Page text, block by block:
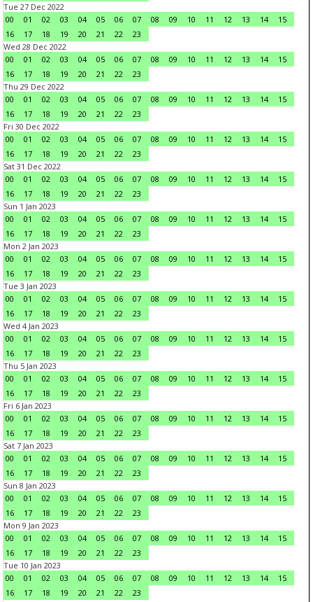
Tue 27 Dec 2022
00
01 02 03 04 05 06 07 08 09 10 11 12 13 14
15
16
17 18 19 20 21 22
23
Wed 28 Dec 2022
00
01 02 03 04 05 06 07 08 09 10 11 12 13 14
15
16
17 18 19 20 21 22
23
Thu 29 Dec 2022
00
01 02 03 04 05 06 07 08 09 10 11 12 13 14
15
16
17 18 19 20 21 22
23
Fri 30 Dec 2022
00
01 02 03 04 05 06 07 08 09 10 11 12 13 14
15
16
17 18 19 20 21 22
23
Sat 31 Dec 2022
00
01 02 03 04 05 06 07 08 09 10 11 12 13 14
15
16
17 18 19 20 21 22
23
Sun 1 Jan 2023
00
01 02 03 04 05 06 07 08 09 10 11 12 13 14
15
16
17 18 19 20 21 22
23
Mon 2 Jan 2023
00
01 02 03 04 05 06 07 08 09 10 11 12 13 14
15
16
17 18 19 20 21 22
23
Tue 3 Jan 2023
00
01 02 03 04 05 06 07 08 09 10 11 12 13 14
15
16
17 18 19 20 21 22
23
Wed 4 Jan 2023
00
01 02 03 04 05 06 07 08 09 10 11 12 13 14
15
16
17 18 19 20 21 22
23
Thu 5 Jan 2023
00
01 02 03 04 05 06 07 08 09 10 11 12 13 14
15
16
17 18 19 20 21 22
23
Fri 6 Jan 2023
00
01 02 03 04 05 06 07 08 09 10 11 12 13 14
15
16
17 18 19 20 21 22
23
Sat 7 Jan 2023
00
01 02 03 04 05 06 07 08 09 10 11 12 13 14
15
16
17 18 19 20 21 22
23
Sun 8 Jan 2023
00
01 02 03 04 05 06 07 08 09 10 11 12 13 14
15
16
17 18 19 20 21 22
23
Mon 9 Jan 2023
00
01 02 03 04 05 06 07 08 09 10 11 12 13 14
15
16
17 18 19 20 21 22
23
Tue 10 Jan 2023
00
01 02 03 04 05 06 07 08 09 10 11 12 13 14
15
16
17 18 19 20 21 22
23